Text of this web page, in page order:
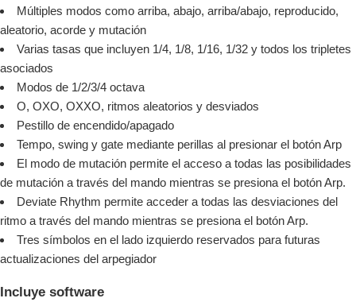
Múltiples modos como arriba, abajo, arriba/abajo, reproducido,
aleatorio, acorde y mutación
Varias tasas que incluyen 1/4, 1/8, 1/16, 1/32 y todos los tripletes
asociados
Modos de 1/2/3/4 octava
O, OXO, OXXO, ritmos aleatorios y desviados
Pestillo de encendido/apagado
Tempo, swing y gate mediante perillas al presionar el botón Arp
El modo de mutación permite el acceso a todas las posibilidades
de mutación a través del mando mientras se presiona el botón Arp.
Deviate Rhythm permite acceder a todas las desviaciones del
ritmo a través del mando mientras se presiona el botón Arp.
Tres símbolos en el lado izquierdo reservados para futuras
actualizaciones del arpegiador
Incluye software